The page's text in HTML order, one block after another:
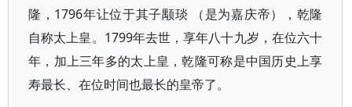
隆，1796年让位于其子颙琰 （是为嘉庆帝），乾隆
自称太上皇。1799年去世，享年八十九岁，在位六十
年，加上三年多的太上皇，乾隆可称是中国历史上享
寿最长、在位时间也最长的皇帝了。